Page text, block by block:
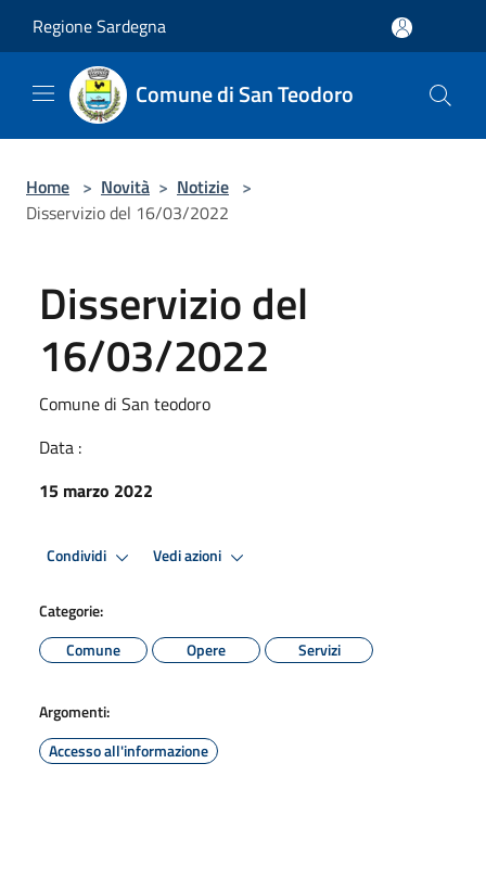
Regione Sardegna
Comune di San Teodoro
Home > Novità > Notizie >
Disservizio del 16/03/2022
Disservizio del
16/03/2022
Comune di San teodoro
Data :
15 marzo 2022
Condividi Vedi azioni
Categorie:
Comune
Opere Servizi
Argomenti:
Accesso all'informazione